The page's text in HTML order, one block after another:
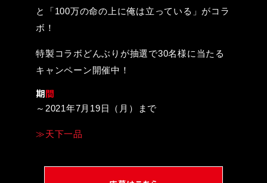
と「100万の命の上に俺は立っている」がコラ
ボ！
特製コラボどんぶりが抽選で30名様に当たる
キャンペーン開催中！
期間
～2021年7月19日（月）まで
≫天下一品